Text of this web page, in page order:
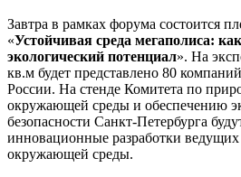
Завтра в рамках форума состоится
«Устойчивая среда мегаполиса:
экологический потенциал». На
кв.м будет представлено 80
России. На стенде Комитета по
окружающей среды и обеспечению
безопасности Санкт-Петербурга
инновационные разработки
окружающей среды.